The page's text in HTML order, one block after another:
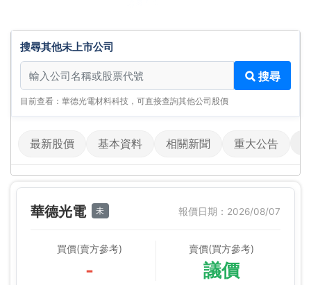
搜尋其他未上市公司
搜尋其他未上市公司
搜尋
目前查看：華德光電材料科技，可直接查詢其他公司股價
最新股價 基本資料 相關新聞 重大公告
華德光電 未 報價日期：2026/08/07
買價(賣方參考)
-
賣價(買方參考)
議價